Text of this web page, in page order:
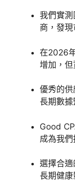
我們實
商，發
在2026
增加，但
優秀的
長期數據
Good
成為我們
選擇合
長期健康